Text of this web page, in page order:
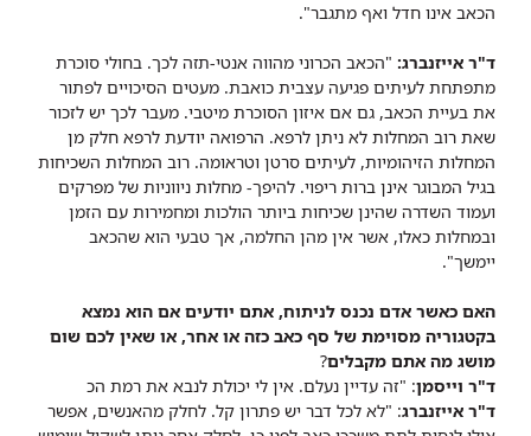
הכאב אינו חדל ואף מתגבר".
ד"ר אייזנברג: "הכאב הכרוני מהווה אנטי-תזה לכך. בחולי סוכרת
מתפתחת לעיתים פגיעה עצבית כואבת. מעטים הסיכויים לפתור
את בעיית הכאב, גם אם איזון הסוכרת מיטבי. מעבר לכך יש לזכור
שאת רוב המחלות לא ניתן לרפא. הרפואה יודעת לרפא חלק מן
המחלות הזיהומיות, לעיתים סרטן וטראומה. רוב המחלות השכיחות
בגיל המבוגר אינן ברות ריפוי. להיפך- מחלות ניווניות של מפרקים
ועמוד השדרה שהינן שכיחות ביותר הולכות ומחמירות עם הזמן
ובמחלות כאלו, אשר אין מהן החלמה, אך טבעי הוא שהכאב
יימשך".
האם כאשר אדם נכנס לניתוח, אתם יודעים אם הוא נמצא
בקטגוריה מסוימת של סף כאב כזה או אחר, או שאין לכם שום
מושג מה אתם מקבלים?
ד"ר וייסמן: "זה עדיין נעלם. אין לי יכולת לנבא את רמת הכ
ד"ר אייזנברג: "לא לכל דבר יש פתרון קל. לחלק מהאנשים, אפשר